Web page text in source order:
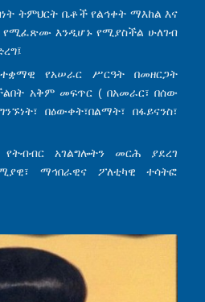
ትምህርት ቤቶች የልኅቀት ማእከል እና
የሚፈጽሙ እንዲሆኑ የሚያስችል ሁለገብ
የአሠራር ሥርዓት በመዘርጋት
አቅም መፍጥር ( በአመራር፣ በሰው
በዕውቀት፣በልማት፣ በፋይናንስ፣
አገልግሎትን መርሕ ያደረገ
ማኅበራዊና ፖለቲካዊ ተሳትፎ